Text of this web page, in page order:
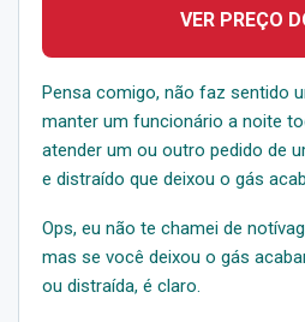
VER PREÇO
Pensa comigo, não faz sentido
manter um funcionário a noite
atender um ou outro pedido de
e distraído que deixou o gás
Ops, eu não te chamei de
mas se você deixou o gás
ou distraída, é claro.